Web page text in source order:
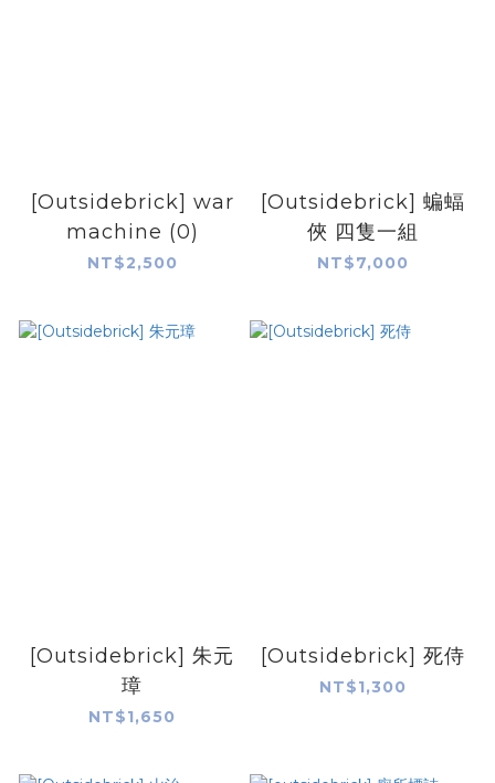
[Outsidebrick] war
machine (0)
NT$2,500
[Outsidebrick] 蝙蝠
俠 四隻一組
NT$7,000
[Outsidebrick] 朱元
璋
NT$1,650
[Outsidebrick] 死侍
NT$1,300